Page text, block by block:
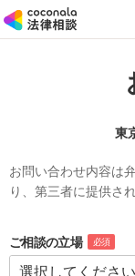
東
お問い合わせ内容は
り、第三者に提供さ
ご相談の立場 必須